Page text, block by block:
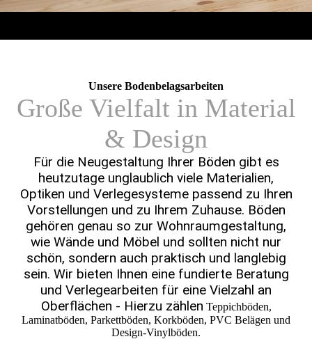
Unsere Bodenbelags­arbeiten
Große Vielfalt in Material
& Design
Für die Neugestal­tung Ihrer Böden gibt es
heutzu­tage unglaub­lich viele Materia­lien,
Optiken und Verlege­systeme passend zu Ihren
Vorstellungen und zu Ihrem Zuhause. Böden
gehören genau so zur Wohn­raum­gestaltung,
wie Wände und Möbel und sollten nicht nur
schön, sondern auch praktisch und lang­lebig
sein. Wir bieten Ihnen eine fundierte Bera­tung
und Verlege­arbeiten für eine Vielzahl an
Oberflächen - Hierzu zählen Teppichböden,
Laminatböden, Parkettböden, Korkböden, PVC Belägen und
Design-Vinylböden.